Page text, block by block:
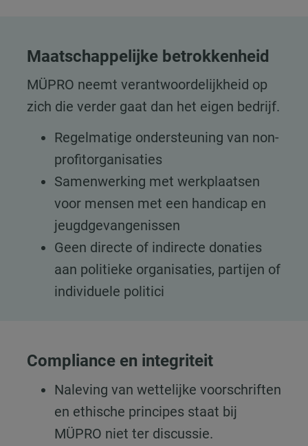
Maatschappelijke betrokkenheid
MÜPRO neemt verantwoordelijkheid op
zich die verder gaat dan het eigen bedrijf.
Regelmatige ondersteuning van non-
profitorganisaties
Samenwerking met werkplaatsen
voor mensen met een handicap en
jeugdgevangenissen
Geen directe of indirecte donaties
aan politieke organisaties, partijen of
individuele politici
Compliance en integriteit
Naleving van wettelijke voorschriften
en ethische principes staat bij
MÜPRO niet ter discussie.